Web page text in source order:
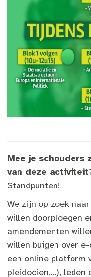
Mee je schouders
van deze
Standpunten!
We zijn op zoek
willen doorploegen
amendementen
willen buigen over
een online platform
pleidooien,...), leden